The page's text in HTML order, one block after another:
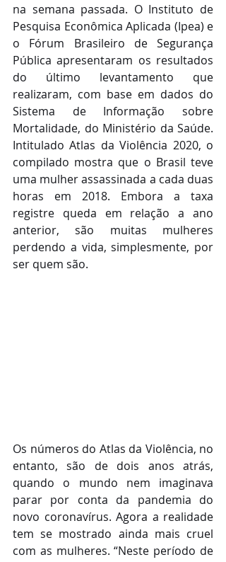
na semana passada. O Instituto de
Pesquisa Econômica Aplicada (Ipea) e
o Fórum Brasileiro de Segurança
Pública apresentaram os resultados
do último levantamento que
realizaram, com base em dados do
Sistema de Informação sobre
Mortalidade, do Ministério da Saúde.
Intitulado Atlas da Violência 2020, o
compilado mostra que o Brasil teve
uma mulher assassinada a cada duas
horas em 2018. Embora a taxa
registre queda em relação a ano
anterior, são muitas mulheres
perdendo a vida, simplesmente, por
ser quem são.
Os números do Atlas da Violência, no
entanto, são de dois anos atrás,
quando o mundo nem imaginava
parar por conta da pandemia do
novo coronavírus. Agora a realidade
tem se mostrado ainda mais cruel
com as mulheres. “Neste período de